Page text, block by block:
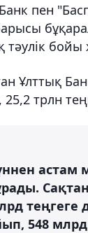
пен
тәулік бойы
Ұлттық
трлн
астам
теңгеге
548